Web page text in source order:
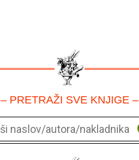
– PRETRAŽI SVE KNJIGE –